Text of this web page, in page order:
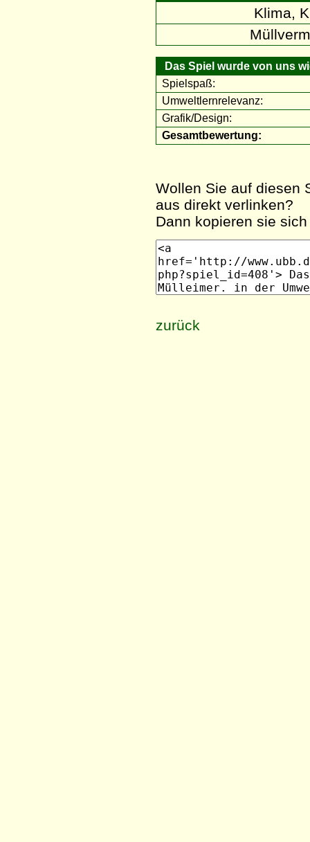
Klima,
Das Spiel wurde von uns
Spielspaß:
Umweltlernrelevanz:
Grafik/Design:
Gesamtbewertung:
Wollen Sie auf diesen
aus direkt verlinken?
Dann kopieren sie
zurück